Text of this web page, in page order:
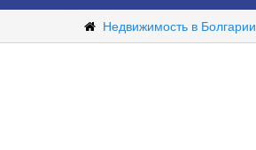
Недвижимость в Болгарии